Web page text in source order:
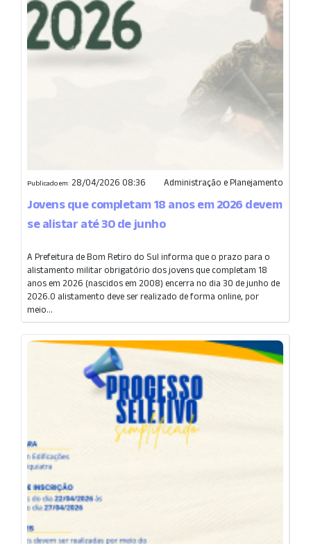
Publicado em: 28/04/2026 08:36 Administração e Planejamento
Jovens que completam 18 anos em 2026 devem
se alistar até 30 de junho
A Prefeitura de Bom Retiro do Sul informa que o prazo para o
alistamento militar obrigatório dos jovens que completam 18
anos em 2026 (nascidos em 2008) encerra no dia 30 de junho de
2026.O alistamento deve ser realizado de forma online, por
meio...